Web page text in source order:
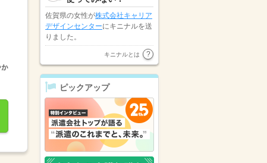
佐賀県の女性が株式会社キャリア
デザインセンターにキニナルを送
りました。
株式会社キャリア
デザインセンターにキニナルを送
りました。
パーソルテンプスタッフ株式会社
が福岡県の女性にキニナルを送り
ました。
佐賀県の女性が株式会社エキスパ
ートスタッフにキニナルを送りま
した。
キニナルとは
ピックアップ